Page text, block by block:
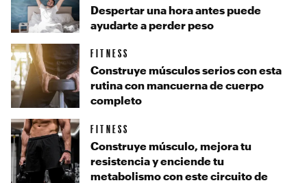
Despertar una hora antes puede
ayudarte a perder peso
FITNESS
Construye músculos serios con esta
rutina con mancuerna de cuerpo
completo
FITNESS
Construye músculo, mejora tu
resistencia y enciende tu
metabolismo con este circuito de